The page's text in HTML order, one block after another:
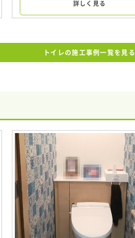
詳しく見る
トイレの施工事例一覧を見る